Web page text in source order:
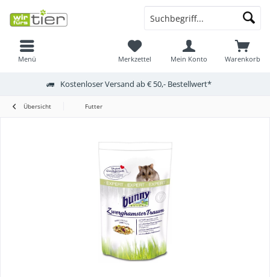
Menü Warenkorb
Merkzettel Mein Konto
Kostenloser Versand ab € 50,- Bestellwert*
Übersicht Futter